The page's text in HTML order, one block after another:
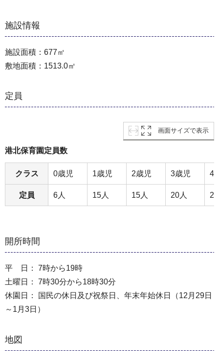
施設情報
施設面積：677㎡
敷地面積：1513.0㎡
定員
画面サイズで表示
港北保育園定員数
クラス 0歳児 1歳児 2歳児 3歳児 4
定員 6人 15人 15人 20人
開所時間
平 日： 7時から19時
土曜日： 7時30分から18時30分
休園日： 国民の休日及び祝祭日、年末年始休日（12月29日
～1月3日）
地図